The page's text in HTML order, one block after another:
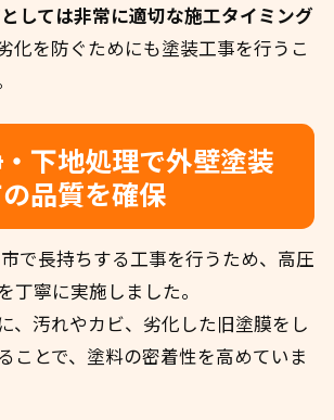
しては非常に適切な施工タイミング
化を防ぐためにも塗装工事を行うこ
下地処理で外壁塗装
品質を確保
で長持ちする工事を行うため、高圧
丁寧に実施しました。
、汚れやカビ、劣化した旧塗膜をし
ことで、塗料の密着性を高めていま